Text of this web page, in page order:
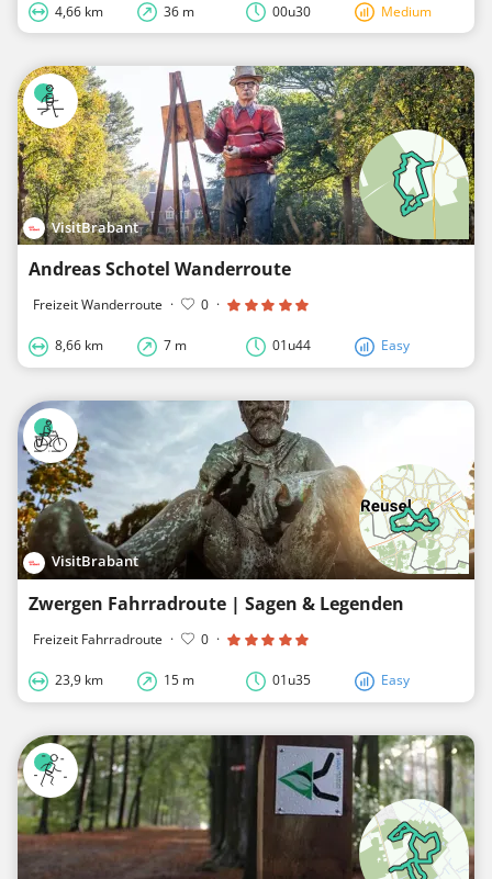
4,66 km 36 m 00u30 Medium
VisitBrabant
Andreas Schotel Wanderroute
Freizeit Wanderroute · 0 ·
8,66 km 7 m 01u44 Easy
VisitBrabant
Zwergen Fahrradroute | Sagen & Legenden
Freizeit Fahrradroute · 0 ·
23,9 km 15 m 01u35 Easy